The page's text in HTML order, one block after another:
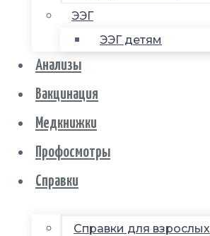
ЭЭГ
ЭЭГ детям
Анализы
Вакцинация
Медкнижки
Профосмотры
Справки
Справки для взрослых